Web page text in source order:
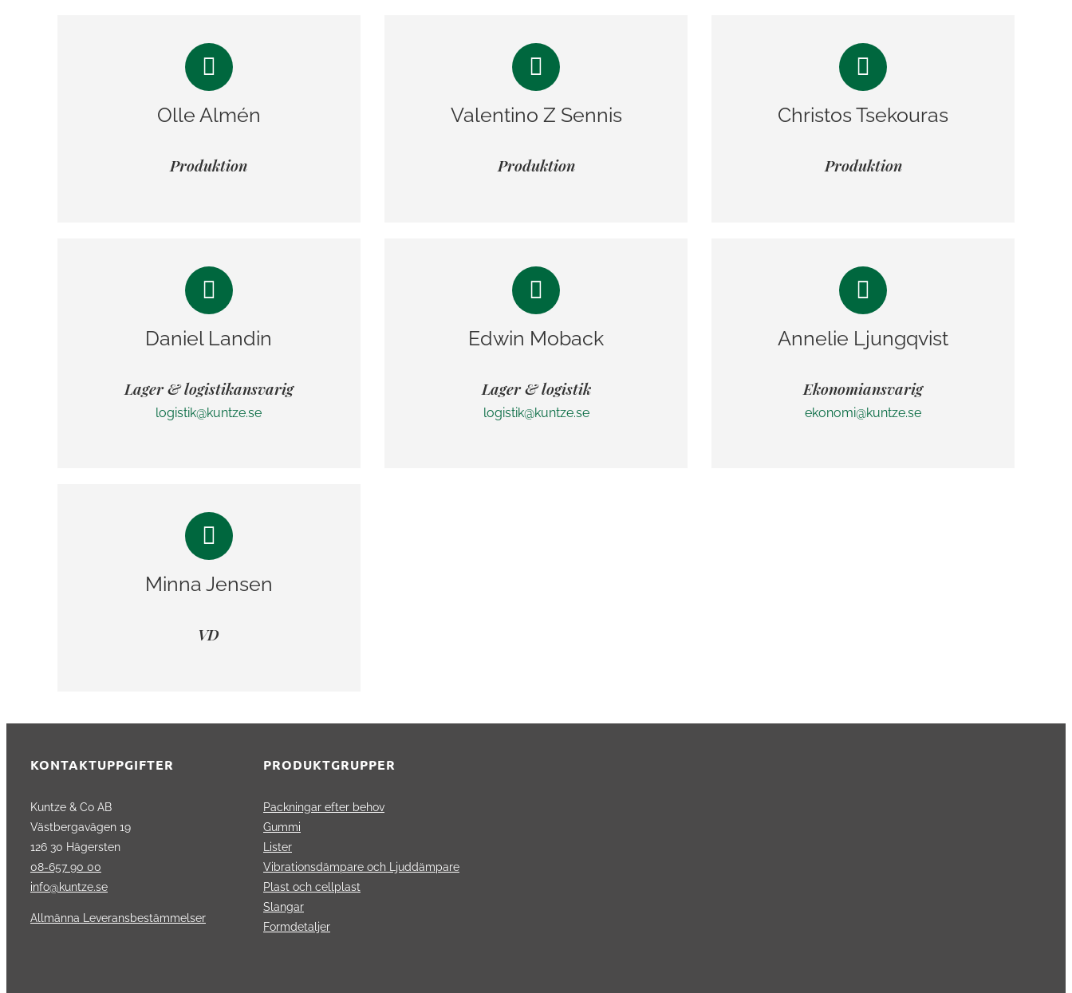
Olle Almén
Produktion
Valentino Z Sennis
Produktion
Christos Tsekouras
Produktion
Daniel Landin
Lager & logistikansvarig
logistik@kuntze.se
Edwin Moback
Lager & logistik
logistik@kuntze.se
Annelie Ljungqvist
Ekonomiansvarig
ekonomi@kuntze.se
Minna Jensen
VD
KONTAKTUPPGIFTER
Kuntze & Co AB
Västbergavägen 19
126 30 Hägersten
08-657 90 00
info@kuntze.se
Allmänna Leveransbestämmelser
PRODUKTGRUPPER
Packningar efter behov
Gummi
Lister
Vibrationsdämpare och Ljuddämpare
Plast och cellplast
Slangar
Formdetaljer